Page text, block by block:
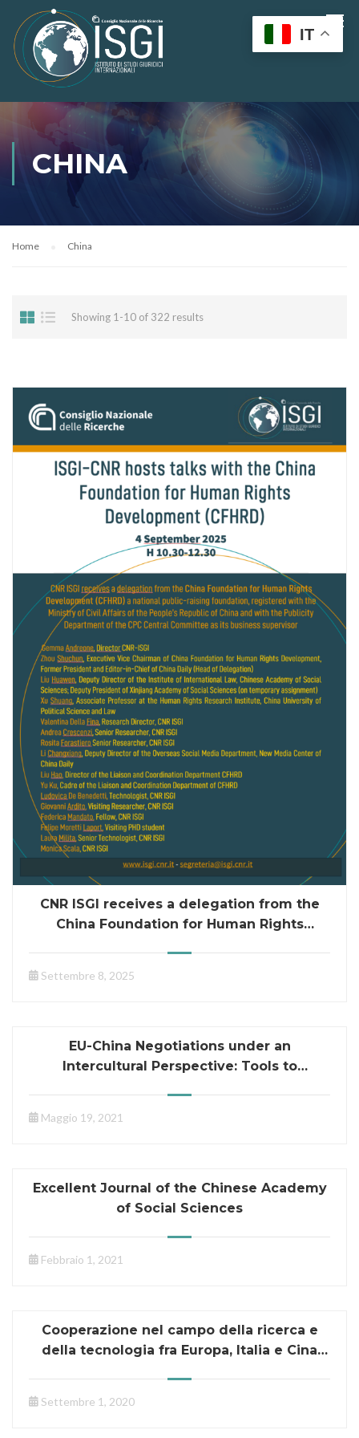
CHINA
Home China
Showing 1-10 of 322 results
CNR ISGI receives a delegation from the
China Foundation for Human Rights
Settembre 8, 2025
EU-China Negotiations under an
Intercultural Perspective: Tools to
Maggio 19, 2021
Excellent Journal of the Chinese Academy
of Social Sciences
Febbraio 1, 2021
Cooperazione nel campo della ricerca e
della tecnologia fra Europa, Italia e Cina
Settembre 1, 2020
IT